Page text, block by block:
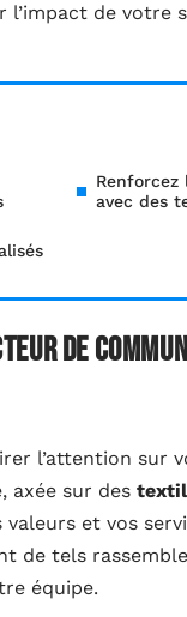
de votre
Renforcez
avec des
de
l’attention
axée sur des
et vos
de tels
équipe.